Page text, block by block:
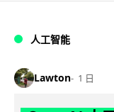
人工智能
Lawton 1 日